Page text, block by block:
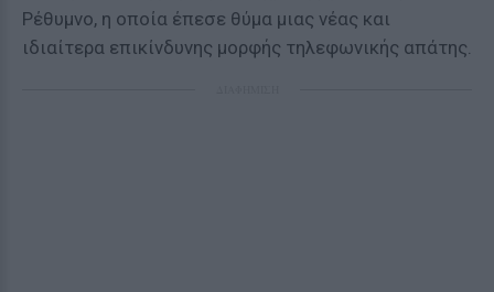
Ρέθυμνο, η οποία έπεσε θύμα μιας νέας και
ιδιαίτερα επικίνδυνης μορφής τηλεφωνικής απάτης.